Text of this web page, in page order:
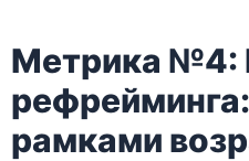
Метрика №4:
рамками